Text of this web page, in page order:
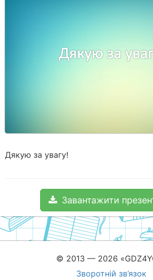
Дякую за увагу!
Завантажити
© 2013 — 2026
Зворотній зв’язок